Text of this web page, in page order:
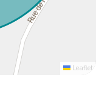
Leaflet